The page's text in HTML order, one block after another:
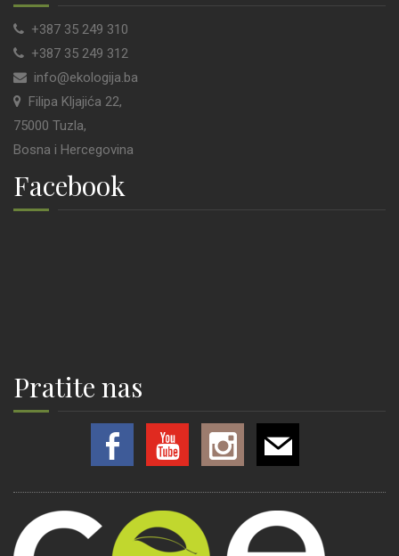
+387 35 249 310
+387 35 249 312
info@ekologija.ba
Filipa Kljajića 22,
75000 Tuzla,
Bosna i Hercegovina
Facebook
Pratite nas